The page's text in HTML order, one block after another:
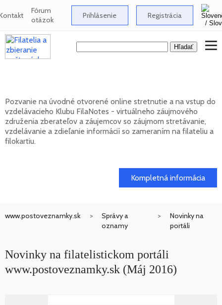
Fórum
otázok Prihlásenie Registrácia
Pozvanie na úvodné otvorené online stretnutie a na vstup do
vzdelávacieho Klubu FilaNotes - virtuálneho záujmového
združenia zberateľov a záujemcov so záujmom stretávanie,
vzdelávanie a zdieľanie informácií so zameraním na filateliu a
filokartiu.
Kompletná informácia
www.postoveznamky.sk
Správy a
oznamy
Novinky na
portáli
Novinky na filatelistickom portáli
www.postoveznamky.sk (Máj 2016)